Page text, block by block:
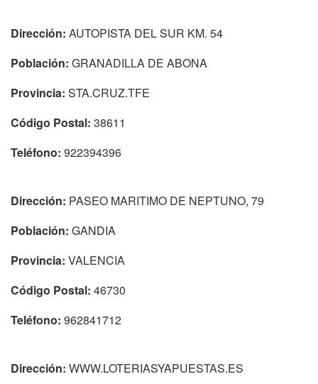
Dirección: AUTOPISTA DEL SUR KM. 54
Población: GRANADILLA DE ABONA
Provincia: STA.CRUZ.TFE
Código Postal: 38611
Teléfono: 922394396
Dirección: PASEO MARITIMO DE NEPTUNO, 79
Población: GANDIA
Provincia: VALENCIA
Código Postal: 46730
Teléfono: 962841712
Dirección: WWW.LOTERIASYAPUESTAS.ES